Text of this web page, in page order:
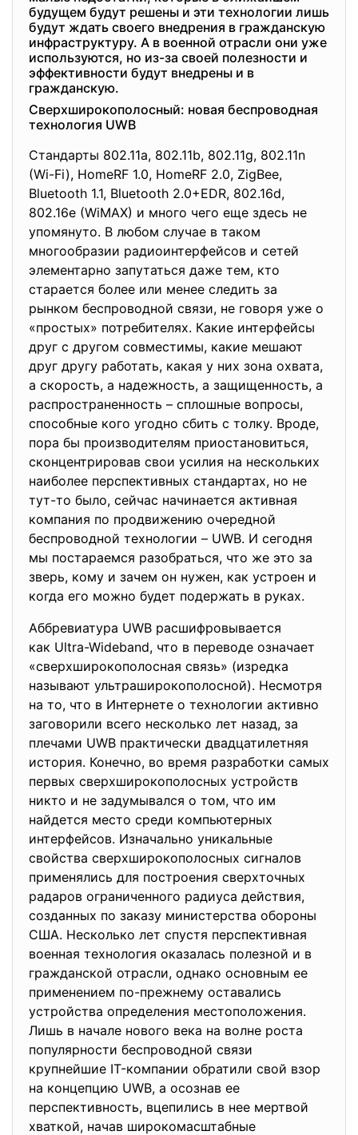
будущем будут решены и эти технологии лишь
будут ждать своего внедрения в гражданскую
инфраструктуру. А в военной отрасли они уже
используются, но из-за своей полезности и
эффективности будут внедрены и в
гражданскую.
Сверхширокополосный: новая беспроводная
технология UWB
Стандарты 802.11a, 802.11b, 802.11g, 802.11n
(Wi-Fi), HomeRF 1.0, HomeRF 2.0, ZigBee,
Bluetooth 1.1, Bluetooth 2.0+EDR, 802.16d,
802.16e (WiMAX) и много чего еще здесь не
упомянуто. В любом случае в таком
многообразии радиоинтерфейсов и сетей
элементарно запутаться даже тем, кто
старается более или менее следить за
рынком беспроводной связи, не говоря уже о
«простых» потребителях. Какие интерфейсы
друг с другом совместимы, какие мешают
друг другу работать, какая у них зона охвата,
а скорость, а надежность, а защищенность, а
распространенность – сплошные вопросы,
способные кого угодно сбить с толку. Вроде,
пора бы производителям приостановиться,
сконцентрировав свои усилия на нескольких
наиболее перспективных стандартах, но не
тут-то было, сейчас начинается активная
компания по продвижению очередной
беспроводной технологии – UWB. И сегодня
мы постараемся разобраться, что же это за
зверь, кому и зачем он нужен, как устроен и
когда его можно будет подержать в руках.
Аббревиатура UWB расшифровывается
как Ultra-Wideband, что в переводе означает
«сверхширокополосная связь» (изредка
называют ультраширокополосной). Несмотря
на то, что в Интернете о технологии активно
заговорили всего несколько лет назад, за
плечами UWB практически двадцатилетняя
история. Конечно, во время разработки самых
первых сверхширокополосных устройств
никто и не задумывался о том, что им
найдется место среди компьютерных
интерфейсов. Изначально уникальные
свойства сверхширокополосных сигналов
применялись для построения сверхточных
радаров ограниченного радиуса действия,
созданных по заказу министерства обороны
США. Несколько лет спустя перспективная
военная технология оказалась полезной и в
гражданской отрасли, однако основным ее
применением по-прежнему оставались
устройства определения местоположения.
Лишь в начале нового века на волне роста
популярности беспроводной связи
крупнейшие IT-компании обратили свой взор
на концепцию UWB, а осознав ее
перспективность, вцепились в нее мертвой
хваткой, начав широкомасштабные